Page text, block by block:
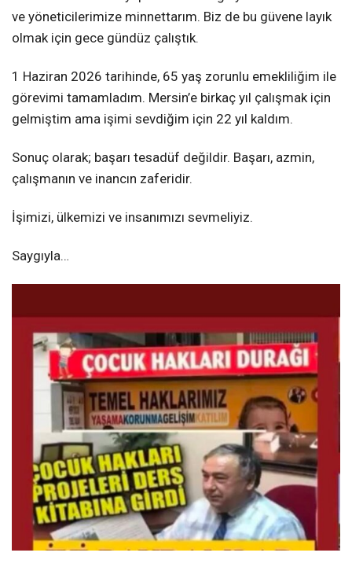
ve yöneticilerimize minnettarım. Biz de bu güvene layık
olmak için gece gündüz çalıştık.
1 Haziran 2026 tarihinde, 65 yaş zorunlu emekliliğim ile
görevimi tamamladım. Mersin’e birkaç yıl çalışmak için
gelmiştim ama işimi sevdiğim için 22 yıl kaldım.
Sonuç olarak; başarı tesadüf değildir. Başarı, azmin,
çalışmanın ve inancın zaferidir.
İşimizi, ülkemizi ve insanımızı sevmeliyiz.
Saygıyla…